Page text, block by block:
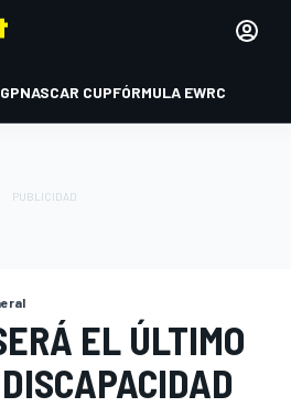
NASCAR CUPFÓRMULA EWRC
EL ÚLTIMO